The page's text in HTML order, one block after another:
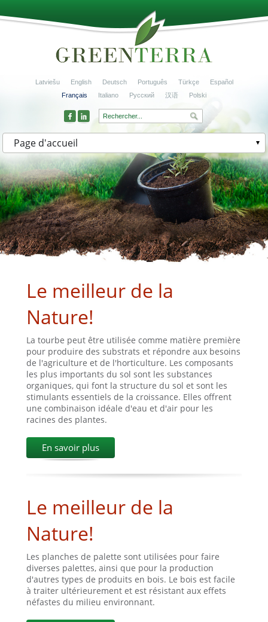
Latviešu English Deutsch Português Türkçe
Español
Français
Italiano Русский 汉语 Polski
Page d'accueil
Le meilleur de la
Nature!
La tourbe peut être utilisée comme matière première
pour produire des substrats et répondre aux besoins
de l'agriculture et de l'horticulture. Les composants
les plus importants du sol sont les substances
organiques, qui font la structure du sol et sont les
stimulants essentiels de la croissance. Elles offrent
une combinaison idéale d'eau et d'air pour les
racines des plantes.
En savoir plus
Le meilleur de la
Nature!
Les planches de palette sont utilisées pour faire
diverses palettes, ainsi que pour la production
d'autres types de produits en bois. Le bois est facile
à traiter ultérieurement et est résistant aux effets
néfastes du milieu environnant.